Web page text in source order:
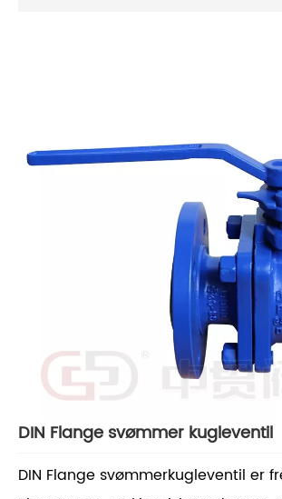
DIN Flange svømmer kugleventil
DIN Flange svømmerkugleventil er